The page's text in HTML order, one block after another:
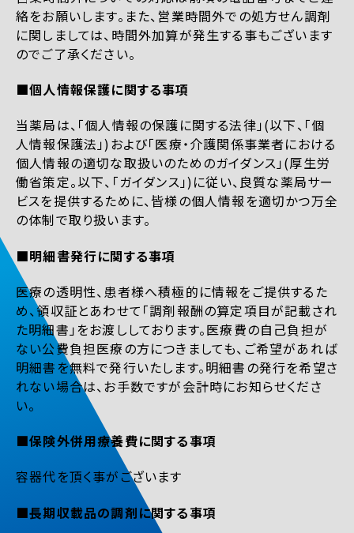
絡をお願いします。また、営業時間外での処方せん調剤
に関しましては、時間外加算が発生する事もございます
のでご了承ください。
■個人情報保護に関する事項
当薬局は、「個人情報の保護に関する法律」(以下、「個
人情報保護法」)および「医療・介護関係事業者における
個人情報の適切な取扱いのためのガイダンス」(厚生労
働省策定。以下、「ガイダンス」)に従い、良質な薬局サー
ビスを提供するために、皆様の個人情報を適切かつ万全
の体制で取り扱います。
■明細書発行に関する事項
医療の透明性、患者様へ積極的に情報をご提供するた
め、領収証とあわせて「調剤報酬の算定項目が記載され
た明細書」をお渡ししております。医療費の自己負担が
ない公費負担医療の方につきましても、ご希望があれば
明細書を無料で発行いたします。明細書の発行を希望さ
れない場合は、お手数ですが会計時にお知らせくださ
い。
■保険外併用療養費に関する事項
容器代を頂く事がございます
■長期収載品の調剤に関する事項